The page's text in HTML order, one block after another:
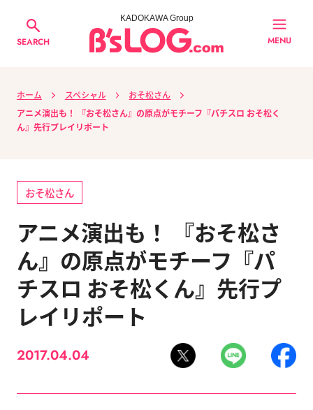
SEARCH
KADOKAWA Group
MENU
ホーム スペシャル
おそ松さん
アニメ演出も！ 『おそ松さん』の原点がモチーフ『パチスロ おそ松く
ん』先行プレイリポート
おそ松さん
アニメ演出も！ 『おそ松さ
ん』の原点がモチーフ『パ
チスロ おそ松くん』先行プ
レイリポート
2017.04.04